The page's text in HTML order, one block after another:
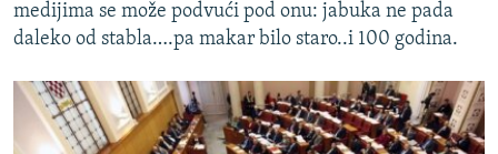
medijima se može podvući pod onu: jabuka ne pada
daleko od stabla….pa makar bilo staro..i 100 godina.